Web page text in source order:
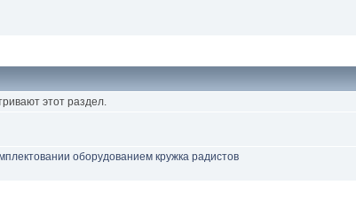
этот раздел.
оборудованием кружка радистов